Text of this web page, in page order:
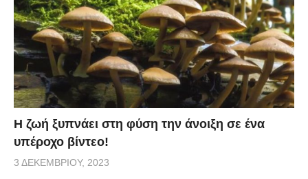
Η ζωή ξυπνάει στη φύση την άνοιξη σε ένα
υπέροχο βίντεο!
3 ΔΕΚΕΜΒΡΊΟΥ, 2023